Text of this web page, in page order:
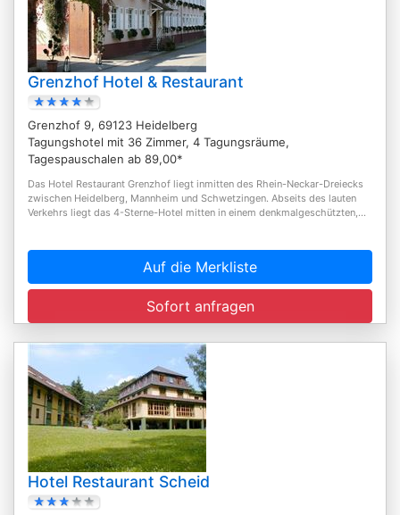
Grenzhof Hotel & Restaurant
Grenzhof 9, 69123 Heidelberg
Tagungshotel mit 36 Zimmer, 4 Tagungsräume,
Tagespauschalen ab 89,00*
Das Hotel Restaurant Grenzhof liegt inmitten des Rhein-Neckar-Dreiecks
zwischen Heidelberg, Mannheim und Schwetzingen. Abseits des lauten
Verkehrs liegt das 4-Sterne-Hotel mitten in einem denkmalgeschützten,...
Auf die Merkliste
Sofort anfragen
Hotel Restaurant Scheid